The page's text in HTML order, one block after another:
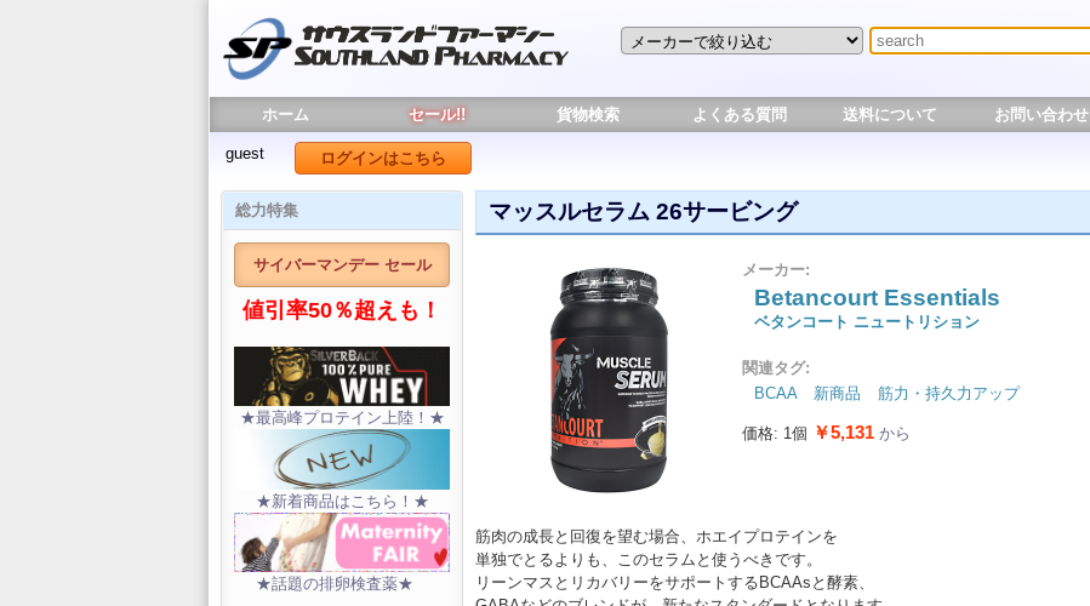
ホーム セール!! 貨物検索 よくある質問 送料について お問い合わせ
guest ログインはこちら
総力特集
サイバーマンデー セール
値引率50％超えも！
★最高峰プロテイン上陸！★
★新着商品はこちら！★
★話題の排卵検査薬★
マッスルセラム 26サービング
メーカー:
Betancourt Essentials
ベタンコート ニュートリション
関連タグ:
BCAA
新商品 筋力・持久力アップ
価格: 1個 ￥5,131 から
筋肉の成長と回復を望む場合、ホエイプロテインを
単独でとるよりも、このセラムと使うべきです。
リーンマスとリカバリーをサポートするBCAAsと酵素、